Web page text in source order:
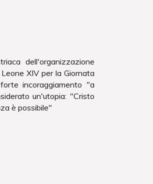
dell'organizzazione
XIV per la Giornata
incoraggiamento "a
un'utopia: "Cristo
è possibile"